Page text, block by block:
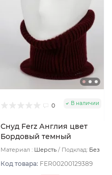
0 В наличии
Снуд Ferz Англия цвет
Бордовый темный
Материал : Шерсть Подклад: Без
Код товара: FER00200129389